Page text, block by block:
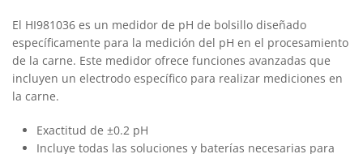
El HI981036 es un medidor de pH de bolsillo diseñado
específicamente para la medición del pH en el procesamiento
de la carne. Este medidor ofrece funciones avanzadas que
incluyen un electrodo específico para realizar mediciones en
la carne.
Exactitud de ±0.2 pH
Incluye todas las soluciones y baterías necesarias para